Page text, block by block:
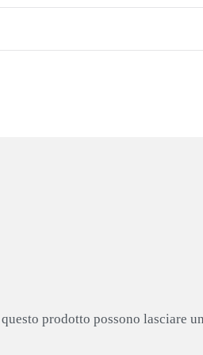
prodotto possono lasciare